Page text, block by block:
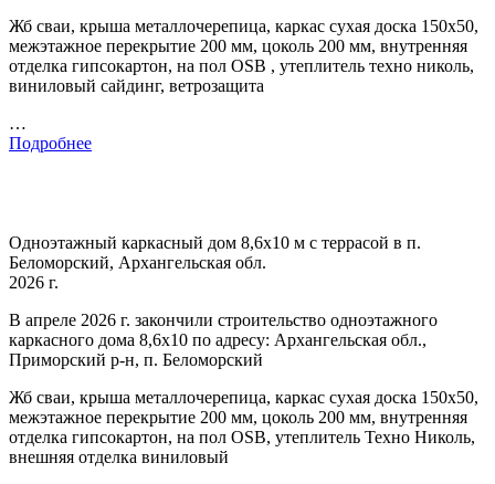
Жб сваи, крыша металлочерепица, каркас сухая доска 150х50,
межэтажное перекрытие 200 мм, цоколь 200 мм, внутренняя
отделка гипсокартон, на пол OSB , утеплитель техно николь,
виниловый сайдинг, ветрозащита
…
Подробнее
Одноэтажный каркасный дом 8,6х10 м с террасой в п.
Беломорский, Архангельская обл.
2026 г.
В апреле 2026 г. закончили строительство одноэтажного
каркасного дома 8,6х10 по адресу: Архангельская обл.,
Приморский р-н, п. Беломорский
Жб сваи, крыша металлочерепица, каркас сухая доска 150х50,
межэтажное перекрытие 200 мм, цоколь 200 мм, внутренняя
отделка гипсокартон, на пол OSB, утеплитель Техно Николь,
внешняя отделка виниловый